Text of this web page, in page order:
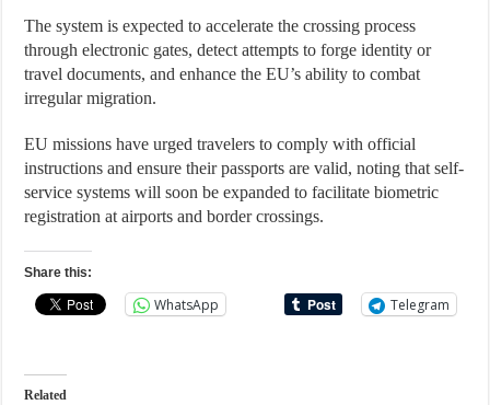
The system is expected to accelerate the crossing process
through electronic gates, detect attempts to forge identity or
travel documents, and enhance the EU’s ability to combat
irregular migration.
EU missions have urged travelers to comply with official
instructions and ensure their passports are valid, noting that self-
service systems will soon be expanded to facilitate biometric
registration at airports and border crossings.
Share this:
WhatsApp Telegram
Related